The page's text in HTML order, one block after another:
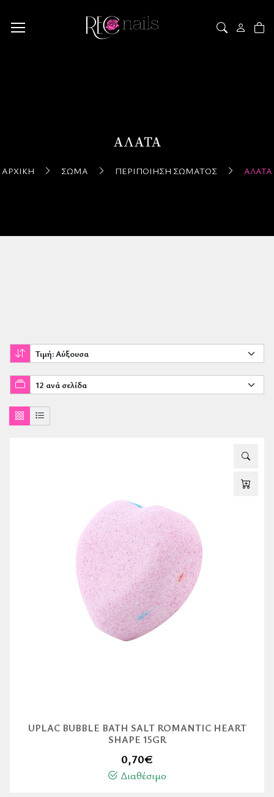
ΆΛΑΤΑ
ΑΡΧΙΚΉ ΣΏΜΑ ΠΕΡΙΠΟΊΗΣΗ ΣΏΜΑΤΟΣ ΆΛΑΤΑ
UPLAC BUBBLE BATH SALT ROMANTIC HEART
SHAPE 15GR
0,70€
Διαθέσιμο